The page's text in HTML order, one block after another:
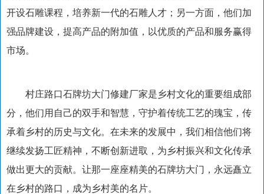
开设石雕课程，培养新一代的石雕人才；另一方面，他们加
强品牌建设，提高产品的附加值，以优质的产品和服务赢得
市场。
村庄路口石牌坊大门修建厂家是乡村文化的重要组成部
分，他们用自己的双手和智慧，守护着传统工艺的瑰宝，传
承着乡村的历史与文化。在未来的发展中，我们相信他们将
继续发扬工匠精神，不断创新进取，为乡村振兴和文化传承
做出更大的贡献。让那一座座精美的石牌坊大门，永远矗立
在乡村的路口，成为乡村美的名片。